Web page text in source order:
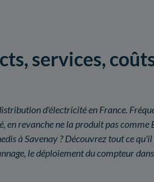
services,
d'électricité en France.
en revanche ne la produit pas
à Savenay ? Découvrez tout ce
le déploiement du compteur